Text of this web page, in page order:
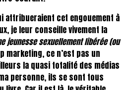
attribueraient cet engouement à
je leur conseille vivement la
jeunesse sexuellement libérée (ou
marketing, ce n’est pas un
la quasi totalité des médias
personne, ils se sont tous